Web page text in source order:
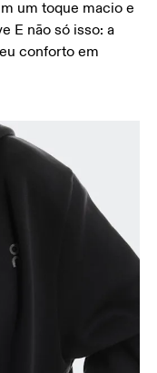
um toque macio e
E não só isso: a
conforto em